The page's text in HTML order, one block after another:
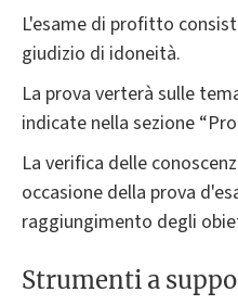
L'esame di profitto
giudizio di idoneità.
La prova verterà sulle
indicate nella sezione
La verifica delle
occasione della prova
raggiungimento degli
Strumenti a